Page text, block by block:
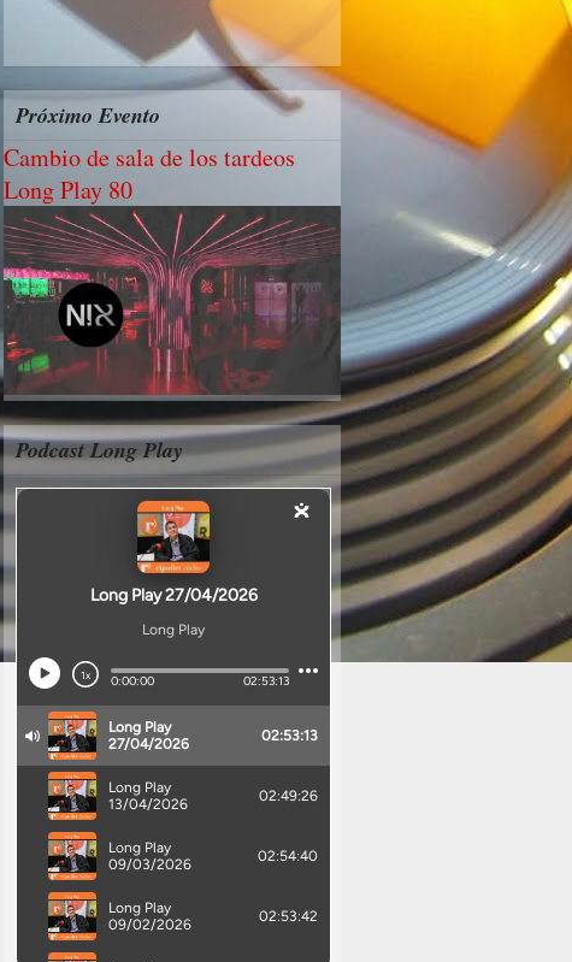
Próximo Evento
Cambio de sala de los tardeos
Long Play 80
Podcast Long Play